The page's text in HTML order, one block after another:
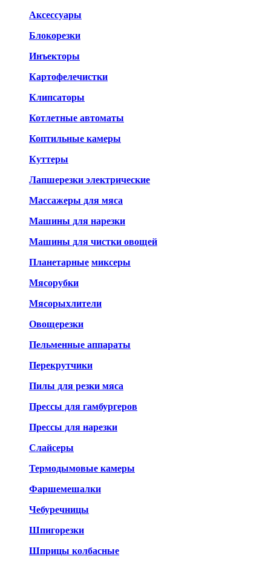
Аксессуары
Блокорезки
Инъекторы
Картофелечистки
Клипсаторы
Котлетные автоматы
Коптильные камеры
Куттеры
Лапшерезки электрические
Массажеры для мяса
Машины для нарезки
Машины для чистки овощей
Планетарные миксеры
Мясорубки
Мясорыхлители
Овощерезки
Пельменные аппараты
Перекрутчики
Пилы для резки мяса
Прессы для гамбургеров
Прессы для нарезки
Слайсеры
Термодымовые камеры
Фаршемешалки
Чебуречницы
Шпигорезки
Шприцы колбасные